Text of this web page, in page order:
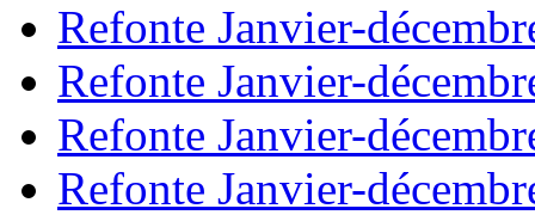
Refonte Janvier-
Refonte Janvier-
Refonte Janvier-
Refonte Janvier-